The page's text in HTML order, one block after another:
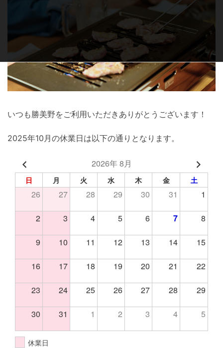
いつも勝美野をご利用いただきありがとうございます！
2025年10月の休業日は以下の通りとなります。
2026年 8月
日 月 火 水 木 金 土
26 27 28 29 30 31 1
2 3 4 5 6 7 8
9 10 11 12 13 14 15
16 17 18 19 20 21 22
23 24 25 26 27 28 29
30 31 1 2 3 4 5
休業日